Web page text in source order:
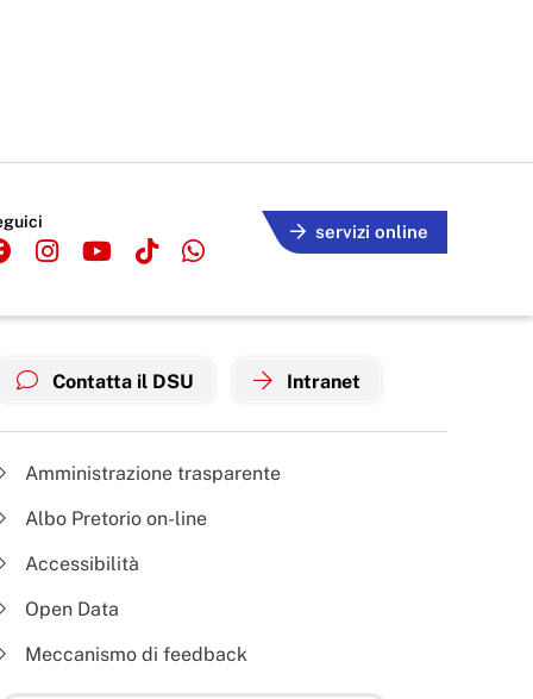
servizi online
Contatta il DSU Intranet
Amministrazione trasparente
Albo Pretorio on-line
Accessibilità
Open Data
Meccanismo di feedback